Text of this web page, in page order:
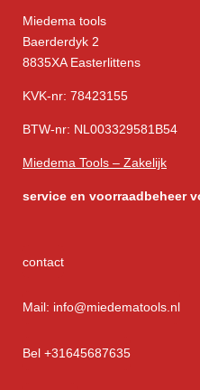
Miedema tools
Baerderdyk 2
8835XA Easterlittens
KVK-nr: 78423155
BTW-nr: NL003329581B54
Miedema Tools – Zakelijk
service en voorraadbeheer
contact
Mail: info@miedematools.nl
Bel +31645687635